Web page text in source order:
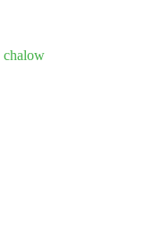
chalow